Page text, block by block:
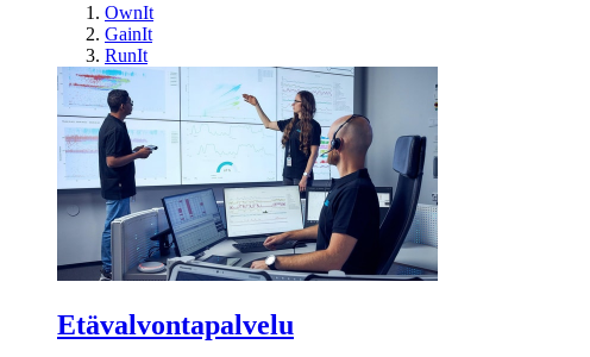
OwnIt
GainIt
RunIt
Etävalvontapalvelu